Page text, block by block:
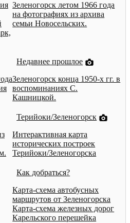
Зеленогорск летом 1966 года
на фотографиях из архива
семьи Новосельских.
Недавнее прошлое
Зеленогорск конца 1950-х гг. в
воспоминаниях С.
Кашницкой.
Терийоки/Зеленогорск
Интерактивная карта
исторических построек
Терийоки/Зеленогорска
Как добраться?
Карта-схема автобусных
маршрутов от Зеленогорска
Карта-схема железных дорог
Карельского перешейка